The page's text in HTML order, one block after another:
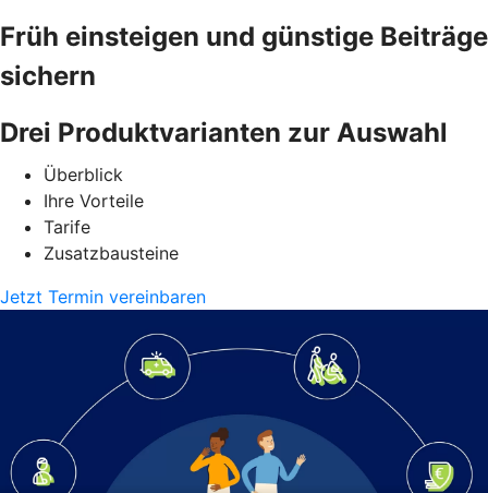
Früh einsteigen und günstige Beiträge
sichern
Drei Produktvarianten zur Auswahl
Überblick
Ihre Vorteile
Tarife
Zusatzbausteine
Jetzt Termin vereinbaren